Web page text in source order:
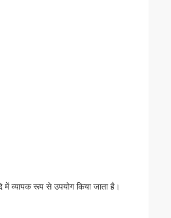
में व्यापक रूप से उपयोग किया जाता है।